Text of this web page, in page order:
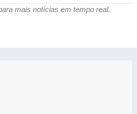
mais notícias em tempo real.